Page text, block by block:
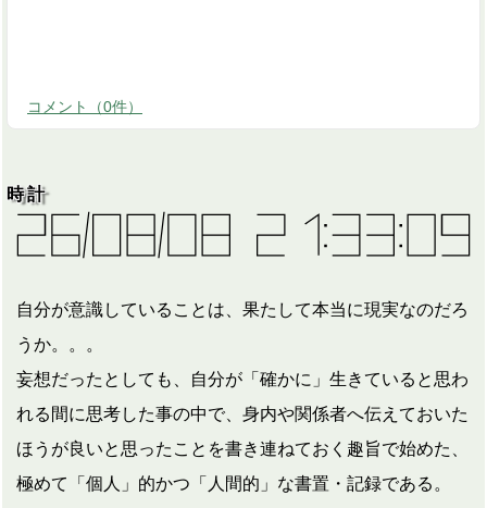
コメント （0件）
時計
自分が意識していることは、果たして本当に現実なのだろ
うか。。。
妄想だったとしても、自分が「確かに」生きていると思わ
れる間に思考した事の中で、身内や関係者へ伝えておいた
ほうが良いと思ったことを書き連ねておく趣旨で始めた、
極めて「個人」的かつ「人間的」な書置・記録である。